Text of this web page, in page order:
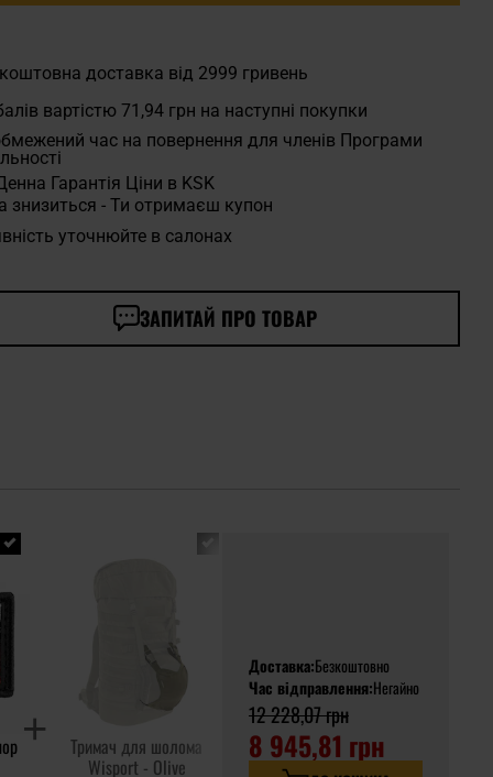
доставка від 2999 гривень
вартістю 71,94 грн на наступні покупки
час на повернення для членів Програми
Гарантія Ціни в KSK
знизиться - Ти отримаєш купон
уточнюйте в салонах
ЗАПИТАЙ ПРО ТОВАР
Тримач для шолома
Wisport - Olive
Сухий пайок Seven
Oceans 500 г
Доставка:Безкоштовно
Час відправлення:Негайно
12 228,07 грн
8 945,81 грн